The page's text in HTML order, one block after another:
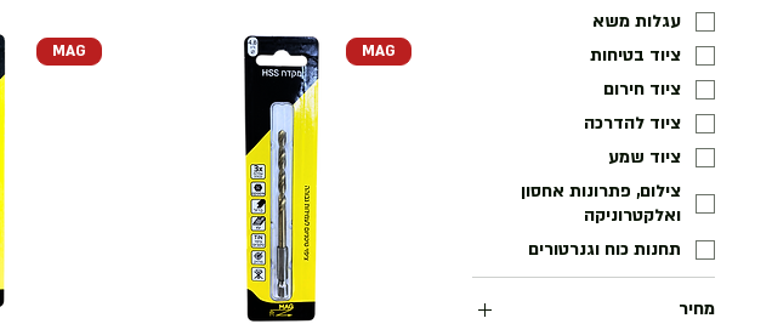
עגלות משא
ציוד בטיחות
ציוד חירום
ציוד להדרכה
ציוד שמע
צילום, פתרונות אחסון
ואלקטרוניקה
תחנות כוח וגנרטורים
מחיר
MAG
MAG